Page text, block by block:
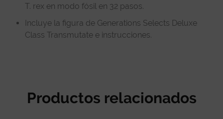
T. rex en modo fósil en 32 pasos.
Incluye la figura de Generations Selects Deluxe
Class Transmutate e instrucciones.
Productos relacionados